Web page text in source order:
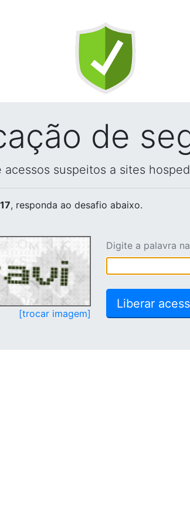
de
suspeitos a sites
, responda ao desafio abaixo.
[trocar imagem]
Digite a palavra